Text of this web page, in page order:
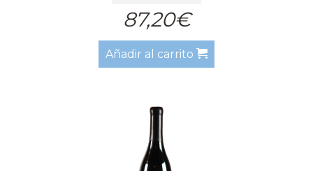
87,20€
Añadir al carrito